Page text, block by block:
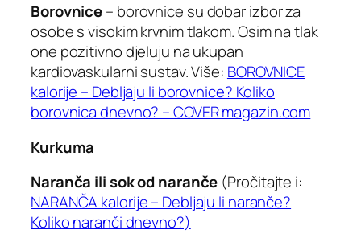
Borovnice– borovnice su dobar izbor za
osobe s visokim krvnim tlakom. Osim na tlak
one pozitivno djeluju na ukupan
kardiovaskularni sustav. Više: BOROVNICE
kalorije – Debljaju li borovnice? Koliko
borovnica dnevno? – COVER magazin.com
Kurkuma
Naranča ili sok od naranče (Pročitajte i:
NARANČA kalorije – Debljaju li naranče?
Koliko naranči dnevno?)